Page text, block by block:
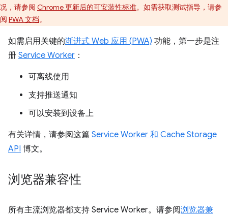
况，请参阅 Chrome 更新后的可安装性标准。如需获取测试指导，请参
阅 PWA 文档。
如需启用关键的渐进式 Web 应用 (PWA) 功能，第一步是注
册 Service Worker ：
可离线使用
支持推送通知
可以安装到设备上
有关详情，请参阅这篇 Service Worker 和 Cache Storage
API 博文。
浏览器兼容性
所有主流浏览器都支持 Service Worker。请参阅浏览器兼